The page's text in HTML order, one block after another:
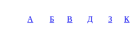
А Б В Д З К